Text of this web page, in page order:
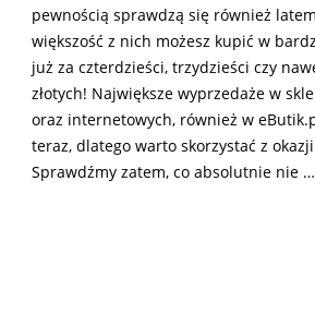
pewnością sprawdzą się również
większość z nich możesz kupić w
już za czterdzieści, trzydzieści czy
złotych! Największe wyprzedaże w
oraz internetowych, również w
teraz, dlatego warto skorzystać z
Sprawdźmy zatem, co absolutnie nie …